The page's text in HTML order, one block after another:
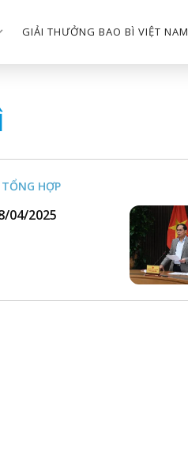
GIẢI THƯỞNG BAO BÌ VIỆT NAM
HỢP
04/2025